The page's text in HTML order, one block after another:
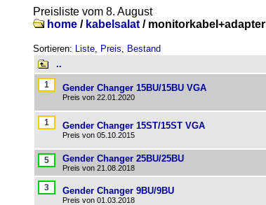
Preisliste vom 8. August
home / kabelsalat / monitorkabel+adapter
Sortieren: Liste, Preis, Bestand
..
Gender Changer 15BU/15BU VGA
Preis von 22.01.2020
Gender Changer 15ST/15ST VGA
Preis von 05.10.2015
Gender Changer 25BU/25BU
Preis von 21.08.2018
Gender Changer 9BU/9BU
Preis von 01.03.2018